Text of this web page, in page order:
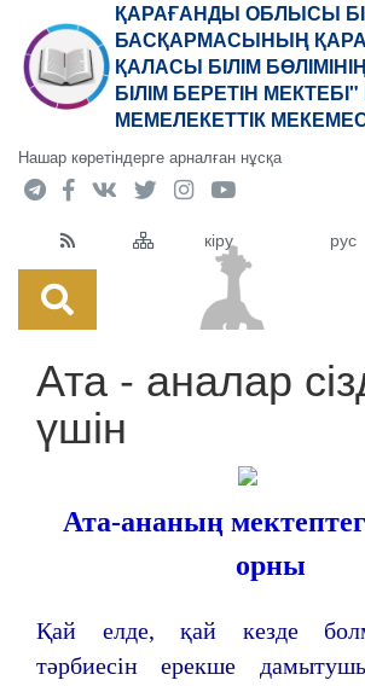
ҚАРАҒАНДЫ ОБЛЫСЫ
БАСҚАРМАСЫНЫҢ
ҚАЛАСЫ БІЛІМ
БІЛІМ БЕРЕТІН
МЕМЕЛЕКЕТТІК
Нашар көретіндерге арналған нұсқа
кіру рус
Ата - аналар
үшін
Ата-ананың
орны
Қай елде, қай кезде
тәрбиесін ерекше